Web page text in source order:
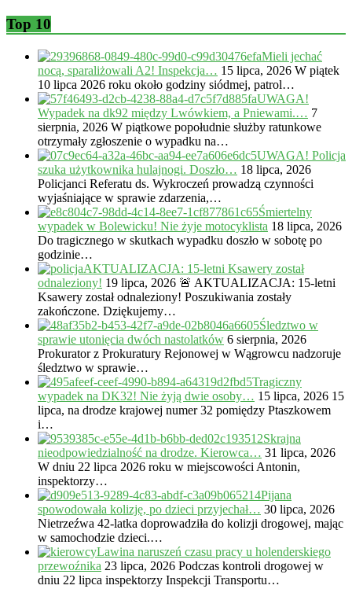
Top 10
Mieli jechać
nocą, sparaliżowali A2! Inspekcja… 15 lipca, 2026 W piątek
10 lipca 2026 roku około godziny siódmej, patrol…
UWAGA!
Wypadek na dk92 między Lwówkiem, a Pniewami.… 7
sierpnia, 2026 W piątkowe popołudnie służby ratunkowe
otrzymały zgłoszenie o wypadku na…
UWAGA! Policja
szuka użytkownika hulajnogi. Doszło… 18 lipca, 2026
Policjanci Referatu ds. Wykroczeń prowadzą czynności
wyjaśniające w sprawie zdarzenia,…
Śmiertelny
wypadek w Bolewicku! Nie żyje motocyklista 18 lipca, 2026
Do tragicznego w skutkach wypadku doszło w sobotę po
godzinie…
AKTUALIZACJA: 15-letni Ksawery został
odnaleziony! 19 lipca, 2026 🚨 AKTUALIZACJA: 15-letni
Ksawery został odnaleziony! Poszukiwania zostały
zakończone. Dziękujemy…
Śledztwo w
sprawie utonięcia dwóch nastolatków 6 sierpnia, 2026
Prokurator z Prokuratury Rejonowej w Wągrowcu nadzoruje
śledztwo w sprawie…
Tragiczny
wypadek na DK32! Nie żyją dwie osoby… 15 lipca, 2026 15
lipca, na drodze krajowej numer 32 pomiędzy Ptaszkowem
i…
Skrajna
nieodpowiedzialność na drodze. Kierowca… 31 lipca, 2026
W dniu 22 lipca 2026 roku w miejscowości Antonin,
inspektorzy…
Pijana
spowodowała kolizję, po dzieci przyjechał… 30 lipca, 2026
Nietrzeźwa 42-latka doprowadziła do kolizji drogowej, mając
w samochodzie dzieci.…
Lawina naruszeń czasu pracy u holenderskiego
przewoźnika 23 lipca, 2026 Podczas kontroli drogowej w
dniu 22 lipca inspektorzy Inspekcji Transportu…